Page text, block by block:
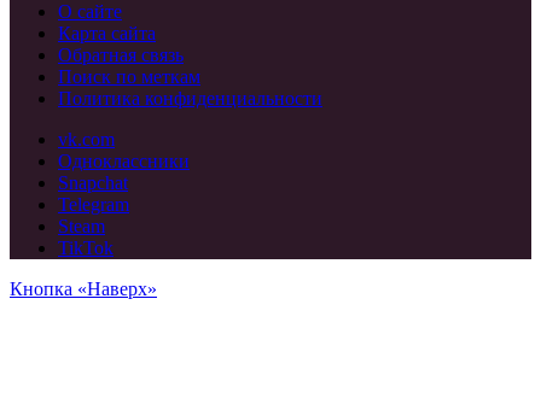
О сайте
Карта сайта
Обратная связь
Поиск по меткам
Политика конфиденциальности
vk.com
Одноклассники
Snapchat
Telegram
Steam
TikTok
Кнопка «Наверх»